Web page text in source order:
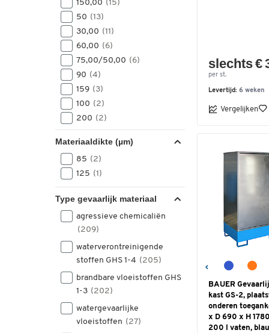
150,00 (15)
50 (13)
30,00 (11)
60,00 (6)
75,00/50,00 (6)
90 (4)
159 (3)
100 (2)
200 (2)
25(2)
70(2)
100,00
400 (1)
750
Materiaaldikte (µm)
85 (2)
125 (1)
Type gevaarlijk materiaal
agressieve chemicaliën
(209)
waterverontreinigende
stoffen GHS 1-4 (205)
brandbare vloeistoffen GHS
1-3 (202)
watergevaarlijke
vloeistoffen (27)
slechts €
per st.
Levertijd: 6 weken
Vergelijken
BAUER
kast GS-2,
onderen
x D 690 x H
200 l vaten,